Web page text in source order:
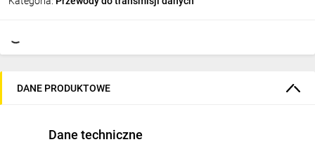
DANE PRODUKTOWE
Dane techniczne